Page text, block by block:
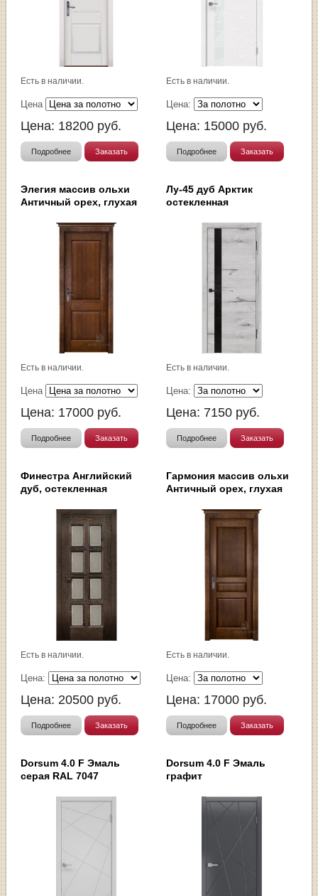
Есть в наличии.
Цена
Цена: 18200 руб.
Подробнее Заказать
Есть в наличии.
Цена:
Цена: 15000 руб.
Подробнее Заказать
Элегия массив ольхи
Античный орех, глухая
Есть в наличии.
Цена
Цена: 17000 руб.
Подробнее Заказать
Лу-45 дуб Арктик
остекленная
Есть в наличии.
Цена:
Цена: 7150 руб.
Подробнее Заказать
Финестра Английский
дуб, остекленная
Есть в наличии.
Цена:
Цена: 20500 руб.
Подробнее Заказать
Гармония массив ольхи
Античный орех, глухая
Есть в наличии.
Цена:
Цена: 17000 руб.
Подробнее Заказать
Dorsum 4.0 F Эмаль
серая RAL 7047
Dorsum 4.0 F Эмаль
графит